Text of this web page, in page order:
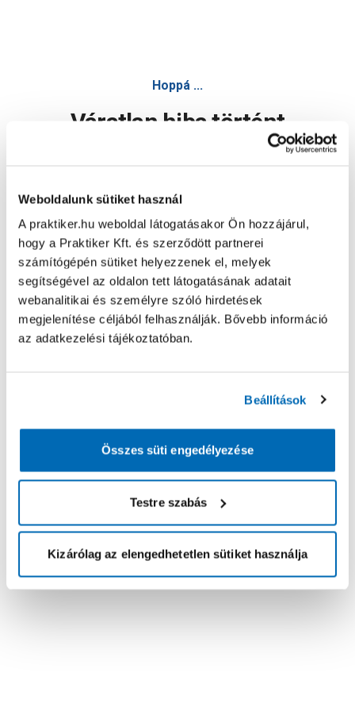
Weboldalunk sütiket használ
A praktiker.hu weboldal látogatásakor Ön hozzájárul,
hogy a Praktiker Kft. és szerződött partnerei
számítógépén sütiket helyezzenek el, melyek
segítségével az oldalon tett látogatásának adatait
webanalitikai és személyre szóló hirdetések
megjelenítése céljából felhasználják. Bővebb információ
az adatkezelési tájékoztatóban.
Beállítások
Összes süti engedélyezése
Testre szabás
Kizárólag az elengedhetetlen sütiket használja
Hoppá ...
Váratlan hiba történt
Oldal újratöltése